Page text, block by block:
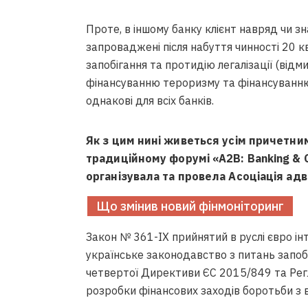
Проте, в іншому банку клієнт навряд чи
запроваджені після набуття чинності 20
запобігання та протидію легалізації
фінансуванню тероризму та
однакові для всіх банків.
Як з цим нині живеться усім
традиційному форумі «A2B: Banking
організувала та провела Асоціація
Що змінив новий фінмоніторинг
Закон № 361-IX прийнятий в руслі євро
українське законодавство з питань
четвертої Директиви ЄС 2015/849 та
розробки фінансових заходів боротьби